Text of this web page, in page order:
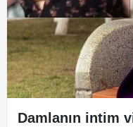
Damlanın intim